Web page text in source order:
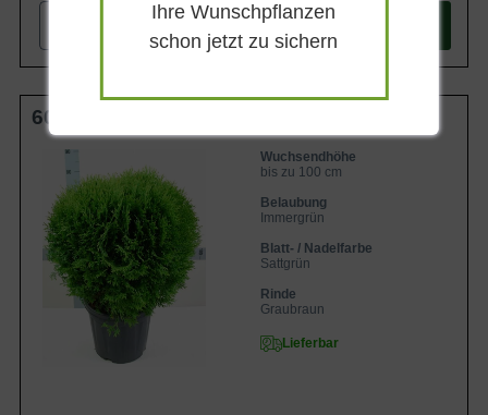
+ In den
60-70 cm C20
Wuchsendhöhe
bis zu 100 cm
Belaubung
Immergrün
Blatt- / Nadelfarbe
Sattgrün
Rinde
Graubraun
Lieferbar
Ihre Wunschpflanzen
schon jetzt zu sichern